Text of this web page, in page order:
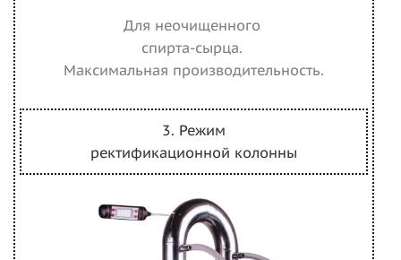
Для неочищенного
спирта-сырца.
Максимальная производительность.
3. Режим
ректификационной колонны